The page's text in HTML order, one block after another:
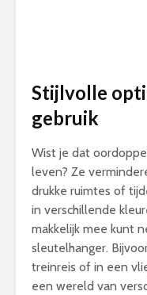
Stijlvolle
gebruik
Wist je dat
leven? Ze
drukke ruimtes of
in verschillende
makkelijk mee kunt
sleutelhanger.
treinreis of in een
een wereld van